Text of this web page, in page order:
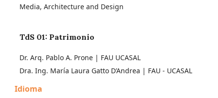
Media, Architecture and Design
TdS 01: Patrimonio
Dr. Arq. Pablo A. Prone | FAU UCASAL
Dra. Ing. María Laura Gatto D’Andrea | FAU - UCASAL
Idioma